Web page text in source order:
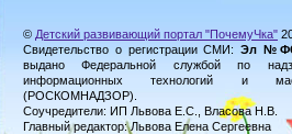
© Детский развивающий портал "ПочемуЧка"
Свидетельство о регистрации СМИ: Эл
выдано Федеральной службой по
информационных технологий и
(РОСКОМНАДЗОР).
Соучредители: ИП Львова Е.С., Власова Н.В.
Главный редактор: Львова Елена Сергеевна